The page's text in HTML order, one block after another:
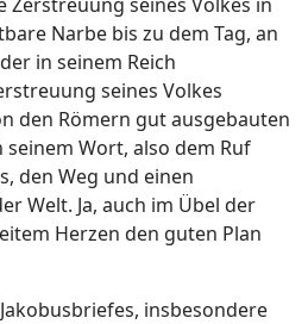
Narbe bis zu dem Tag, an
in seinem Reich
seines Volkes
den Römern gut ausgebauten
Wort, also dem Ruf
den Weg und einen
Welt. Ja, auch im Übel der
Herzen den guten Plan
insbesondere